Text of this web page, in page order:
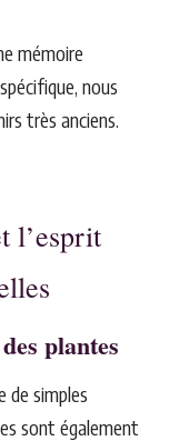
mémoire
nous
très anciens.
l’esprit
plantes
de simples
sont également